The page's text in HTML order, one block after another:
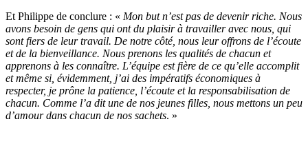
Et Philippe de conclure : « Mon but n’est pas de devenir riche. Nous
avons besoin de gens qui ont du plaisir à travailler avec nous, qui
sont fiers de leur travail. De notre côté, nous leur offrons de l’écoute
et de la bienveillance. Nous prenons les qualités de chacun et
apprenons à les connaître. L’équipe est fière de ce qu’elle accomplit
et même si, évidemment, j’ai des impératifs économiques à
respecter, je prône la patience, l’écoute et la responsabilisation de
chacun. Comme l’a dit une de nos jeunes filles, nous mettons un peu
d’amour dans chacun de nos sachets. »